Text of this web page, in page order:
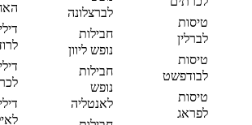
טיסות
לברלין
טיסות
לבודפשט
טיסות
לפראג
לברצלונה
חבילות
נופש ליוון
חבילות
נופש
לאנטליה